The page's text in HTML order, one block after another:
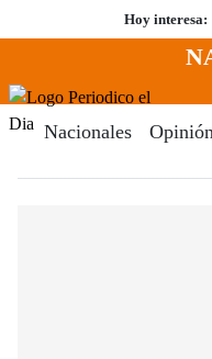
al
Hoy interesa:
Menú
Nacionales